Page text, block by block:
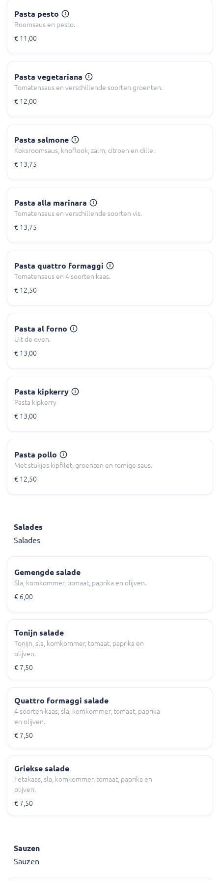
Pasta pesto
Roomsaus en pesto.
€ 11,00
Pasta vegetariana
Tomatensaus en verschillende soorten groenten.
€ 12,00
Pasta salmone
Koksroomsaus, knoflook, zalm, citroen en dille.
€ 13,75
Pasta alla marinara
Tomatensaus en verschillende soorten vis.
€ 13,75
Pasta quattro formaggi
Tomatensaus en 4 soorten kaas.
€ 12,50
Pasta al forno
Uit de oven.
€ 13,00
Pasta kipkerry
Pasta kipkerry
€ 13,00
Pasta pollo
Met stukjes kipfilet, groenten en romige saus.
€ 12,50
Salades
Salades
Gemengde salade
Sla, komkommer, tomaat, paprika en olijven.
€ 6,00
Tonijn salade
Tonijn, sla, komkommer, tomaat, paprika en
olijven.
€ 7,50
Quattro formaggi salade
4 soorten kaas, sla, komkommer, tomaat, paprika
en olijven.
€ 7,50
Griekse salade
Fetakaas, sla, komkommer, tomaat, paprika en
olijven.
€ 7,50
Sauzen
Sauzen